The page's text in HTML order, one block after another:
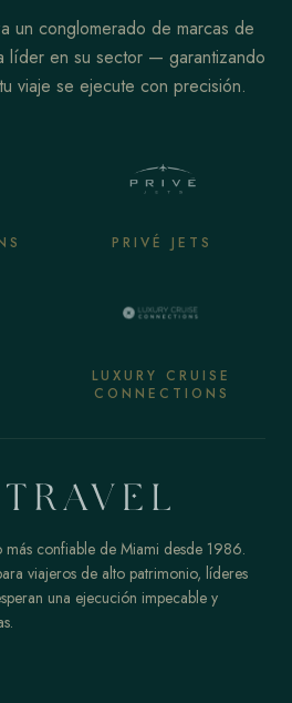
un conglomerado de marcas de
líder en su sector — garantizando
viaje se ejecute con precisión.
PRIVÉ JETS
LUXURY CRUISE
CONNECTIONS
más confiable de Miami desde 1986.
viajeros de alto patrimonio, líderes
una ejecución impecable y